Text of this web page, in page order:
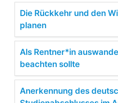
Die Rückkehr und den
planen
Als Rentner*in
beachten sollte
Anerkennung des